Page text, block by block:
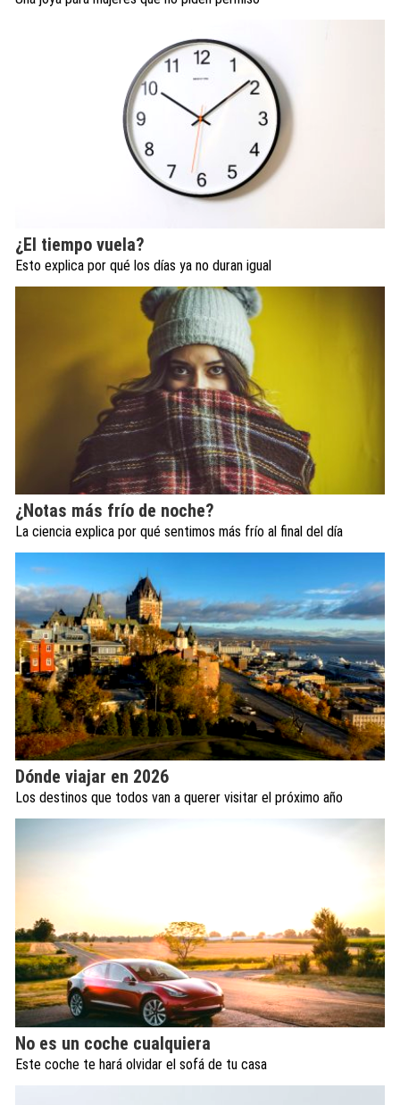
¿El tiempo vuela?
Esto explica por qué los días ya no duran igual
¿Notas más frío de noche?
La ciencia explica por qué sentimos más frío al final del día
Dónde viajar en 2026
Los destinos que todos van a querer visitar el próximo año
No es un coche cualquiera
Este coche te hará olvidar el sofá de tu casa